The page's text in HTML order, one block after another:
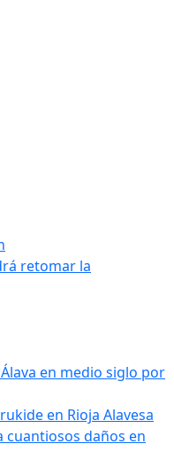
retomar la
en medio siglo por
en Rioja Alavesa
cuantiosos daños en